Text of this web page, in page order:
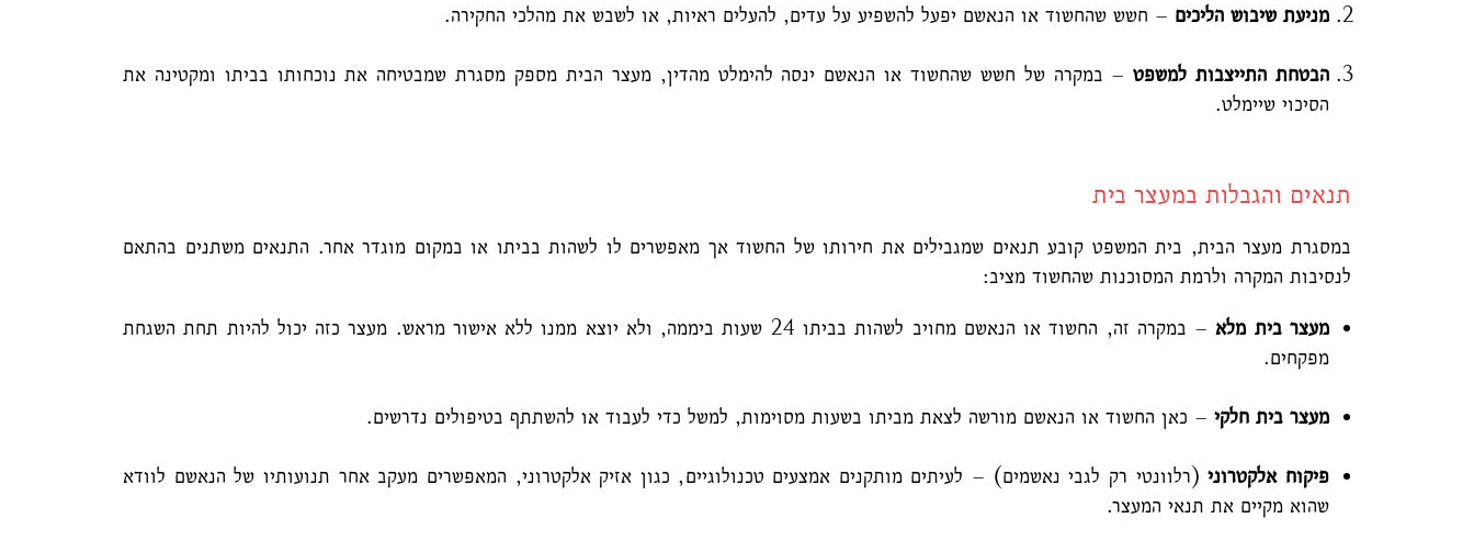
מניעת שיבוש הליכים – חשש שהחשוד או הנאשם יפעל להשפיע על עדים, להעלים ראיות, או לשבש את מהלכי החקירה.
הבטחת התייצבות למשפט– במקרה של חשש שהחשוד או הנאשם ינסה להימלט מהדין, מעצר הבית מספק מסגרת שמבטיחה את נוכחותו בביתו ומקטינה את
הסיכוי שיימלט.
תנאים והגבלות במעצר בית
במסגרת מעצר הבית, בית המשפט קובע תנאים שמגבילים את חירותו של החשוד אך מאפשרים לו לשהות בביתו או במקום מוגדר אחר. התנאים משתנים בהתאם
לנסיבות המקרה ולרמת המסוכנות שהחשוד מציב:
מעצר בית מלא
– במקרה זה, החשוד או הנאשם מחויב לשהות בביתו 24 שעות ביממה, ולא יוצא ממנו ללא אישור מראש. מעצר כזה יכול להיות תחת השגחת
מפקחים.
מעצר בית חלקי – כאן החשוד או הנאשם מורשה לצאת מביתו בשעות מסוימות, למשל כדי לעבוד או להשתתף בטיפולים נדרשים.
פיקוח אלקטרוני (רלוונטי רק לגבי נאשמים) – לעיתים מותקנים אמצעים טכנולוגיים, כגון אזיק אלקטרוני, המאפשרים מעקב אחר תנועותיו של הנאשם לוודא
שהוא מקיים את תנאי המעצר.